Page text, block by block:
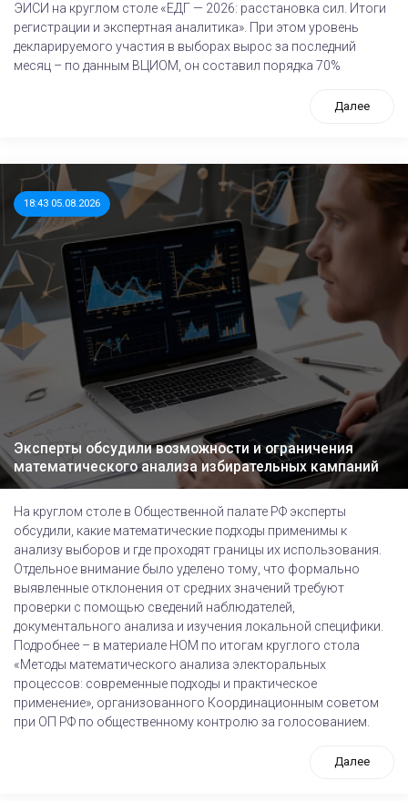
ЭИСИ на круглом столе «ЕДГ — 2026: расстановка сил. Итоги
регистрации и экспертная аналитика». При этом уровень
декларируемого участия в выборах вырос за последний
месяц – по данным ВЦИОМ, он составил порядка 70%
Далее
18:43 05.08.2026
Эксперты обсудили возможности и ограничения
математического анализа избирательных кампаний
На круглом столе в Общественной палате РФ эксперты
обсудили, какие математические подходы применимы к
анализу выборов и где проходят границы их использования.
Отдельное внимание было уделено тому, что формально
выявленные отклонения от средних значений требуют
проверки с помощью сведений наблюдателей,
документального анализа и изучения локальной специфики.
Подробнее – в материале НОМ по итогам круглого стола
«Методы математического анализа электоральных
процессов: современные подходы и практическое
применение», организованного Координационным советом
при ОП РФ по общественному контролю за голосованием.
Далее